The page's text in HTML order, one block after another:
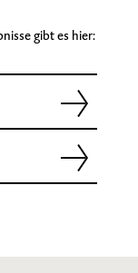
gibt es hier: